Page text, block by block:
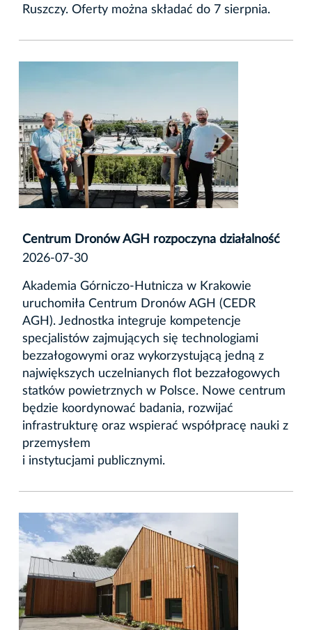
Ruszczy. Oferty można składać do 7 sierpnia.
Centrum Dronów AGH rozpoczyna działalność
2026-07-30
Akademia Górniczo-Hutnicza w Krakowie
uruchomiła Centrum Dronów AGH (CEDR
AGH). Jednostka integruje kompetencje
specjalistów zajmujących się technologiami
bezzałogowymi oraz wykorzystującą jedną z
największych uczelnianych flot bezzałogowych
statków powietrznych w Polsce. Nowe centrum
będzie koordynować badania, rozwijać
infrastrukturę oraz wspierać współpracę nauki z
przemysłem
i instytucjami publicznymi.